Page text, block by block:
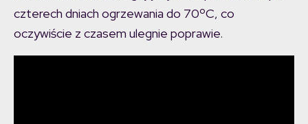
czterech dniach ogrzewania do 70ºC, co
oczywiście z czasem ulegnie poprawie.